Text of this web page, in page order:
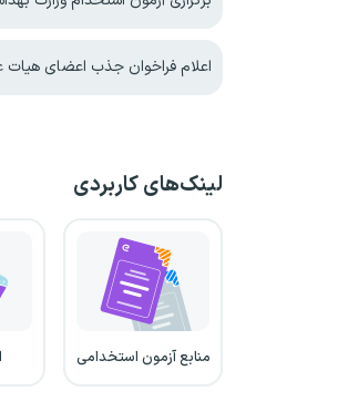
اعلام فراخوان جذب اعضای هیات
لینک‌های کاربردی
منابع آزمون استخدامی